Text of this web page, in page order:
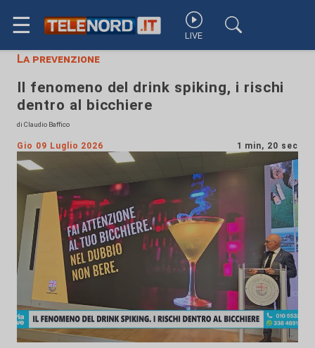
☰ LIVE
La prevenzione
Il fenomeno del drink spiking, i rischi
dentro al bicchiere
di Claudio Baffico
Gio 09 Luglio 2026 1 min, 20 sec